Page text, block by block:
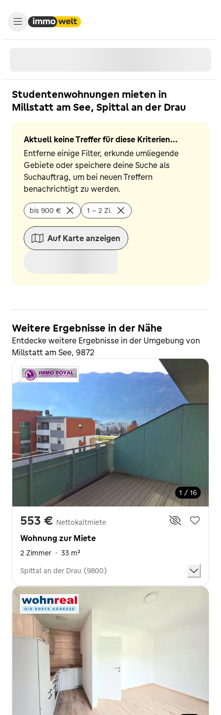
Studentenwohnungen mieten in
Millstatt am See, Spittal an der Drau
Aktuell keine Treffer für diese Kriterien...
Entferne einige Filter, erkunde umliegende
Gebiete oder speichere deine Suche als
Suchauftrag, um bei neuen Treffern
benachrichtigt zu werden.
bis 900 € 1 - 2 Zi.
Auf Karte anzeigen
Weitere Ergebnisse in der Nähe
Entdecke weitere Ergebnisse in der Umgebung von
Millstatt am See, 9872
1 / 16
553 € Nettokaltmiete
Wohnung zur Miete
2 Zimmer · 33 m²
Spittal an der Drau (9800)